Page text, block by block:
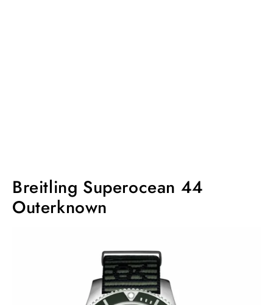
Breitling Superocean 44
Outerknown